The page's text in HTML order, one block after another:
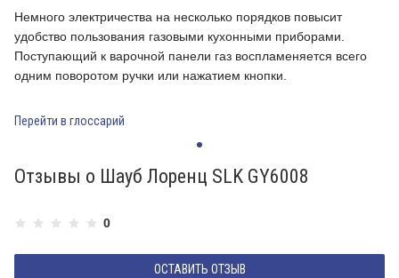
Немного электричества на несколько порядков повысит
удобство пользования газовыми кухонными приборами.
Поступающий к варочной панели газ воспламеняется всего
одним поворотом ручки или нажатием кнопки.
Перейти в глоссарий
Отзывы о Шауб Лоренц SLK GY6008
ОСТАВИТЬ ОТЗЫВ
0